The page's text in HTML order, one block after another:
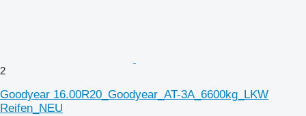
2
Goodyear 16.00R20_Goodyear_AT-3A_6600kg_LKW
Reifen_NEU